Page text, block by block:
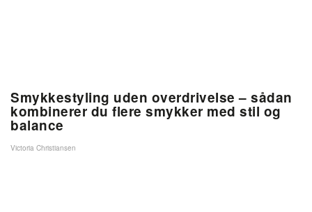
Smykkestyling uden overdrivelse – sådan
kombinerer du flere smykker med stil og
balance
Victoria Christiansen